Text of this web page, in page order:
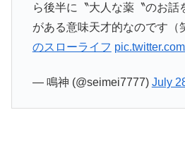
ら後半に〝大人な薬〝のお話
がある意味天才的なのです（
のスローライフ
— 鳴神 (@seimei7777) July